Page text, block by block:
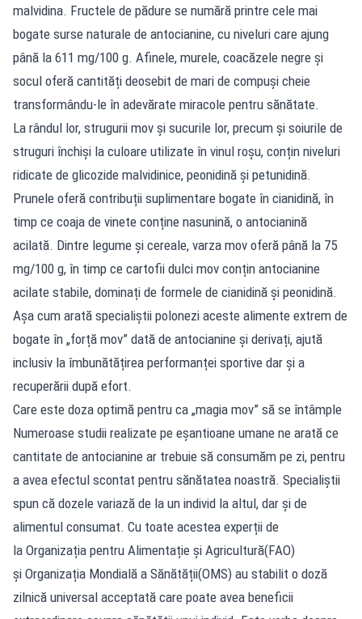
malvidina. Fructele de pădure se numără printre cele mai
bogate surse naturale de antocianine, cu niveluri care ajung
până la 611 mg/100 g. Afinele, murele, coacăzele negre și
socul oferă cantități deosebit de mari de compuși cheie
transformându-le în adevărate miracole pentru sănătate.
La rândul lor, strugurii mov și sucurile lor, precum și soiurile de
struguri închiși la culoare utilizate în vinul roșu, conțin niveluri
ridicate de glicozide malvidinice, peonidină și petunidină.
Prunele oferă contribuții suplimentare bogate în cianidină, în
timp ce coaja de vinete conține nasunină, o antocianină
acilată. Dintre legume și cereale, varza mov oferă până la 75
mg/100 g, în timp ce cartofii dulci mov conțin antocianine
acilate stabile, dominați de formele de cianidină și peonidină.
Așa cum arată specialiștii polonezi aceste alimente extrem de
bogate în „forță mov” dată de antocianine și derivați, ajută
inclusiv la îmbunătățirea performanței sportive dar și a
recuperării după efort.
Care este doza optimă pentru ca „magia mov” să se întâmple
Numeroase studii realizate pe eșantioane umane ne arată ce
cantitate de antocianine ar trebuie să consumăm pe zi, pentru
a avea efectul scontat pentru sănătatea noastră. Specialiștii
spun că dozele variază de la un individ la altul, dar și de
alimentul consumat. Cu toate acestea experții de
la Organizația pentru Alimentație și Agricultură(FAO)
și Organizația Mondială a Sănătății(OMS) au stabilit o doză
zilnică universal acceptată care poate avea beneficii